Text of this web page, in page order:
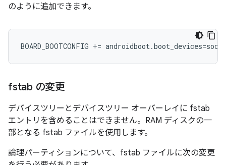
のように追加できます。
BOARD_BOOTCONFIG +=
fstab の変更
デバイスツリーとデバイスツリー オーバーレイに fstab
エントリを含めることはできません。RAM ディスクの一
部となる fstab ファイルを使用します。
論理パーティションについて、fstab ファイルに次の変更